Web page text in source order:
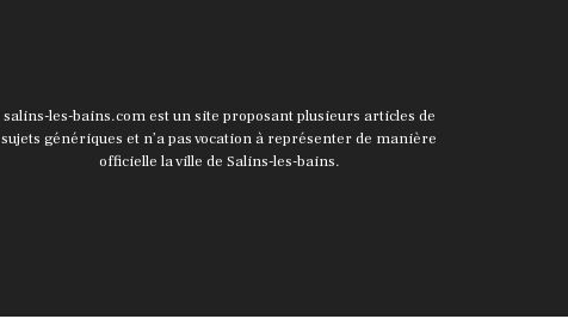
salins-les-bains.com est un site proposant plusieurs articles de
sujets génériques et n’a pas vocation à représenter de manière
officielle la ville de Salins-les-bains.